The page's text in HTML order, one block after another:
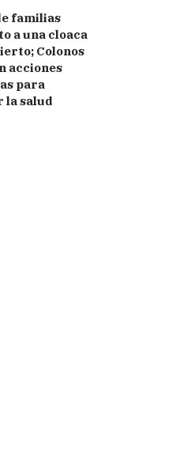
familias
a una cloaca
Colonos
acciones
para
la salud